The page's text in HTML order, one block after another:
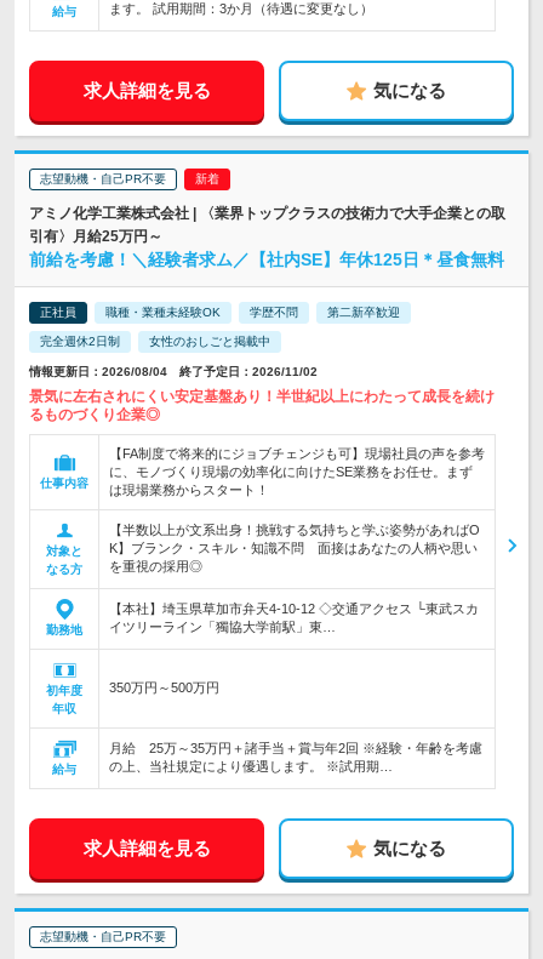
給与
ます。 試用期間：3か月（待遇に変更なし）
求人詳細を見る 気になる
志望動機・自己PR不要
アミノ化学工業株式会社 | 〈業界トップクラスの技術力で大手企業との取
引有〉月給25万円～
前給を考慮！＼経験者求ム／【社内SE】年休125日＊昼食無料
正社員 職種・業種未経験OK 学歴不問 第二新卒歓迎
完全週休2日制 女性のおしごと掲載中
情報更新日：2026/08/04 終了予定日：2026/11/02
景気に左右されにくい安定基盤あり！半世紀以上にわたって成長を続け
るものづくり企業◎
仕事内容
【FA制度で将来的にジョブチェンジも可】現場社員の声を参考
に、モノづくり現場の効率化に向けたSE業務をお任せ。まず
は現場業務からスタート！
対象と
なる方
【半数以上が文系出身！挑戦する気持ちと学ぶ姿勢があればO
K】ブランク・スキル・知識不問 面接はあなたの人柄や思い
を重視の採用◎
勤務地
【本社】埼玉県草加市弁天4-10-12 ◇交通アクセス └東武スカ
イツリーライン「獨協大学前駅」東…
初年度
年収
350万円～500万円
給与
月給 25万～35万円＋諸手当＋賞与年2回 ※経験・年齢を考慮
の上、当社規定により優遇します。 ※試用期…
求人詳細を見る 気になる
志望動機・自己PR不要